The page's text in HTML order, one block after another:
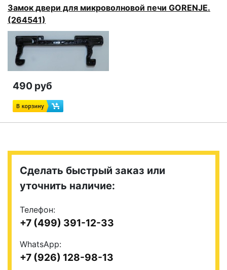
Замок двери для микроволновой печи GORENJE.
(264541)
490 руб
Сделать быстрый заказ или
уточнить наличие:
Телефон:
+7 (499) 391-12-33
WhatsApp:
+7 (926) 128-98-13